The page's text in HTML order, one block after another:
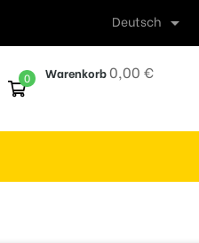
Deutsch 
Warenkorb0,00 €
0